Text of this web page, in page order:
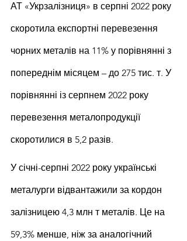
АТ «Укрзалізниця» в серпні 2022 року
скоротила експортні перевезення
чорних металів на 11% у порівнянні з
попереднім місяцем – до 275 тис. т. У
порівнянні із серпнем 2022 року
перевезення металопродукції
скоротилися в 5,2 разів.
У січні-серпні 2022 року українські
металурги відвантажили за кордон
залізницею 4,3 млн т металів. Це на
59,3% менше, ніж за аналогічний